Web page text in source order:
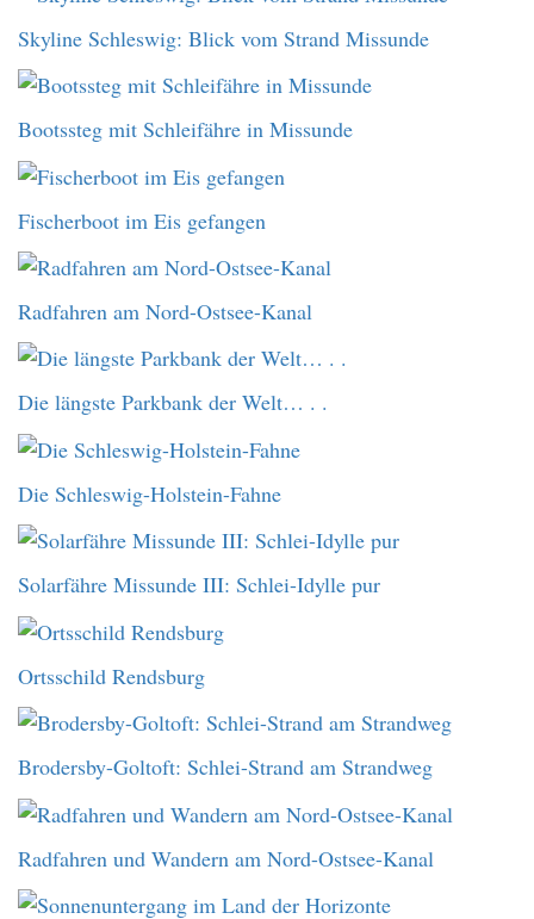
Skyline Schleswig: Blick vom Strand Missunde
Bootssteg mit Schleifähre in Missunde
Fischerboot im Eis gefangen
Radfahren am Nord-Ostsee-Kanal
Die längste Parkbank der Welt… . .
Die Schleswig-Holstein-Fahne
Solarfähre Missunde III: Schlei-Idylle pur
Ortsschild Rendsburg
Brodersby-Goltoft: Schlei-Strand am Strandweg
Radfahren und Wandern am Nord-Ostsee-Kanal